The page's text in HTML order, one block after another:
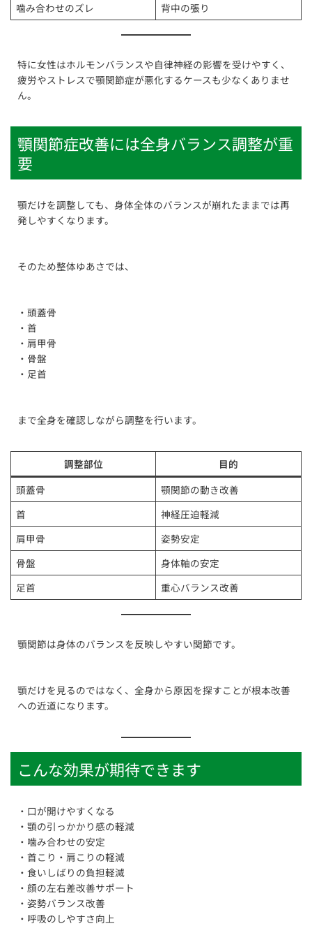
噛み合わせのズレ 背中の張り
特に女性はホルモンバランスや自律神経の影響を受けやすく、
疲労やストレスで顎関節症が悪化するケースも少なくありませ
ん。
顎関節症改善には全身バランス調整が重
要
顎だけを調整しても、身体全体のバランスが崩れたままでは再
発しやすくなります。
そのため整体ゆあさでは、
・頭蓋骨
・首
・肩甲骨
・骨盤
・足首
まで全身を確認しながら調整を行います。
調整部位
目的
頭蓋骨
顎関節の動き改善
首
神経圧迫軽減
肩甲骨
姿勢安定
骨盤
身体軸の安定
足首
重心バランス改善
顎関節は身体のバランスを反映しやすい関節です。
顎だけを見るのではなく、全身から原因を探すことが根本改善
への近道になります。
こんな効果が期待できます
・口が開けやすくなる
・顎の引っかかり感の軽減
・噛み合わせの安定
・首こり・肩こりの軽減
・食いしばりの負担軽減
・顔の左右差改善サポート
・姿勢バランス改善
・呼吸のしやすさ向上